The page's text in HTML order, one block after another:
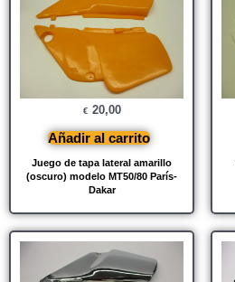
Juego de tapa lateral amarillo
(oscuro) modelo MT50/80 París-
Dakar
€ 20,00
Añadir al carrito